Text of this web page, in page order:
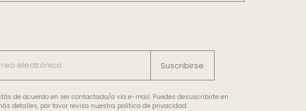
Suscribirse
de acuerdo en ser contactado/a vía e-mail. Puedes desuscribirte en
detalles, por favor revisa nuestra política de privacidad.